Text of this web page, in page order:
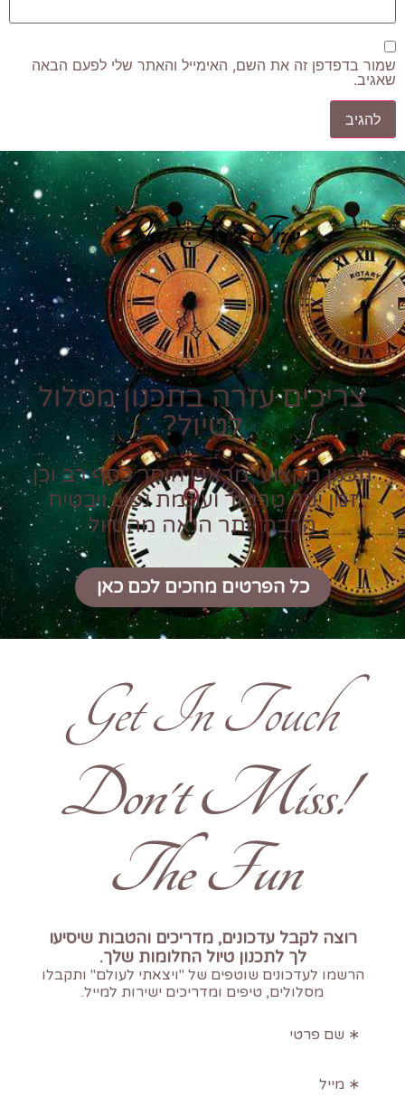
שמור בדפדפן זה את השם, האימייל והאתר שלי לפעם הבאה
שאגיב.
Plan Your Trip
צריכים עזרה בתכנון מסלול
לטיול?
תכנון מקצועי מראש חוסך כסף רב וכן
זמן יקר טרטור ועוגמת נפש ויבטיח
הרבה יותר הנאה מהטיול
כל הפרטים מחכים לכם כאן
Get In Touch
!Don't Miss
The Fun